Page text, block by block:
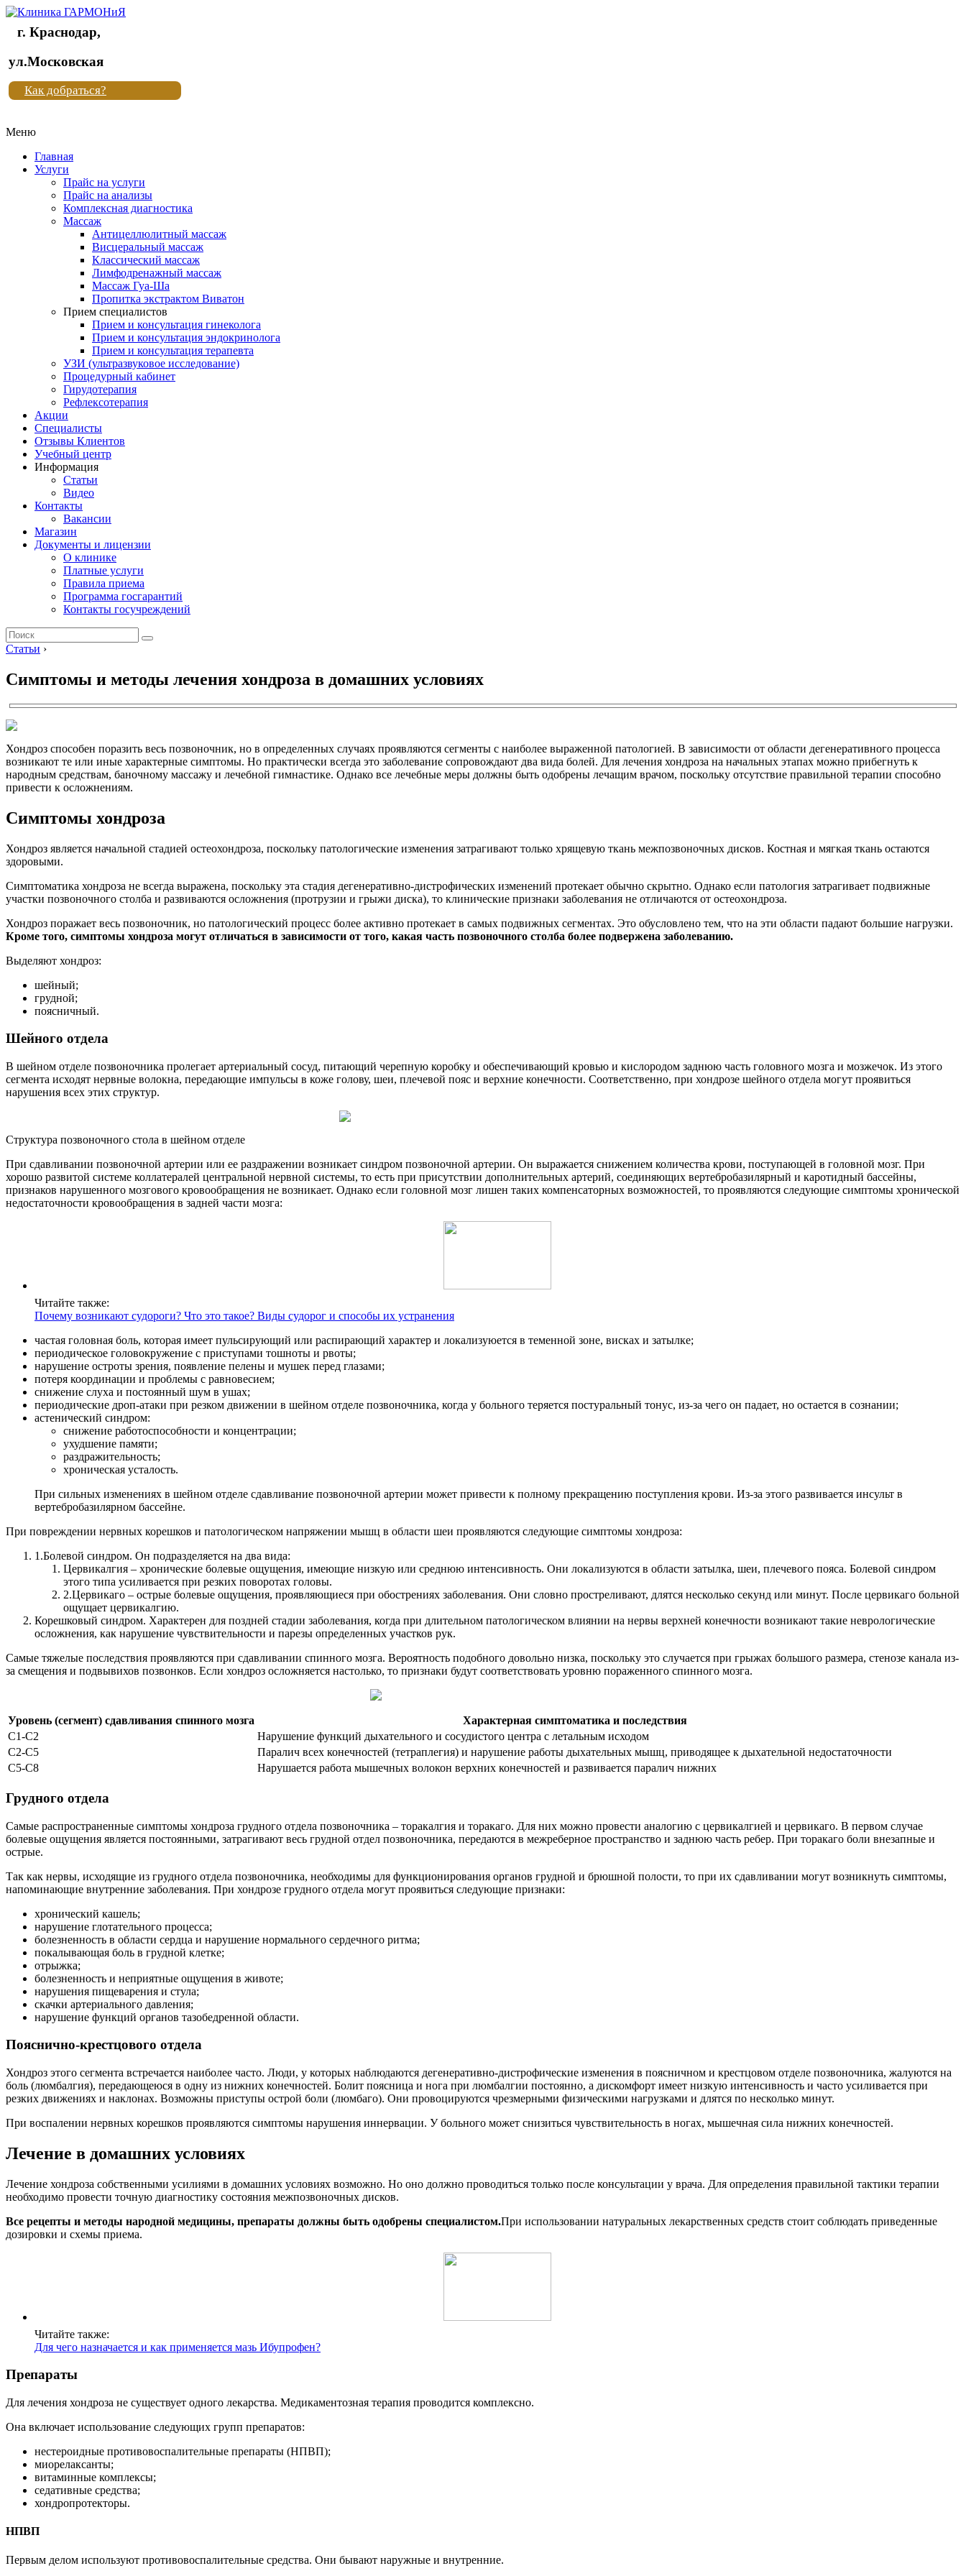
Клиника
"Новая
жизнь"
Клиника
жизнь"
г. Краснодар,
ул.Московская
Как добраться?
Меню
Главная
Услуги
Прайс на услуги
Прайс на анализы
Комплексная диагностика
Массаж
Антицеллюлитный массаж
Висцеральный массаж
Классический массаж
Лимфодренажный массаж
Массаж Гуа-Ша
Пропитка экстрактом Виватон
Прием специалистов
Прием и консультация гинеколога
Прием и консультация эндокринолога
Прием и консультация терапевта
УЗИ (ультразвуковое исследование)
Процедурный кабинет
Гирудотерапия
Рефлексотерапия
Акции
Специалисты
Отзывы Клиентов
Учебный центр
Информация
Статьи
Видео
Контакты
Вакансии
Магазин
Документы и лицензии
О клинике
Платные услуги
Правила приема
Программа госгарантий
Контакты госучреждений
Статьи ›
Симптомы и методы лечения хондроза в домашних условиях
Хондроз способен поразить весь позвоночник, но в определенных случаях проявляются сегменты с наиболее выраженной патологией. В зависимости от области дегенеративного процесса
возникают те или иные характерные симптомы. Но практически всегда это заболевание сопровождают два вида болей. Для лечения хондроза на начальных этапах можно прибегнуть к
народным средствам, баночному массажу и лечебной гимнастике. Однако все лечебные меры должны быть одобрены лечащим врачом, поскольку отсутствие правильной терапии способно
привести к осложнениям.
Симптомы хондроза
Хондроз является начальной стадией остеохондроза, поскольку патологические изменения затрагивают только хрящевую ткань межпозвоночных дисков. Костная и мягкая ткань остаются
здоровыми.
Симптоматика хондроза не всегда выражена, поскольку эта стадия дегенеративно-дистрофических изменений протекает обычно скрытно. Однако если патология затрагивает подвижные
участки позвоночного столба и развиваются осложнения (протрузии и грыжи диска), то клинические признаки заболевания не отличаются от остеохондроза.
Хондроз поражает весь позвоночник, но патологический процесс более активно протекает в самых подвижных сегментах. Это обусловлено тем, что на эти области падают большие нагрузки.
Кроме того, симптомы хондроза могут отличаться в зависимости от того, какая часть позвоночного столба более подвержена заболеванию.
Выделяют хондроз:
шейный;
грудной;
поясничный.
Шейного отдела
В шейном отделе позвоночника пролегает артериальный сосуд, питающий черепную коробку и обеспечивающий кровью и кислородом заднюю часть головного мозга и мозжечок. Из этого
сегмента исходят нервные волокна, передающие импульсы в коже голову, шеи, плечевой пояс и верхние конечности. Соответственно, при хондрозе шейного отдела могут проявиться
нарушения всех этих структур.
Структура позвоночного стола в шейном отделе
При сдавливании позвоночной артерии или ее раздражении возникает синдром позвоночной артерии. Он выражается снижением количества крови, поступающей в головной мозг. При
хорошо развитой системе коллатералей центральной нервной системы, то есть при присутствии дополнительных артерий, соединяющих вертебробазилярный и каротидный бассейны,
признаков нарушенного мозгового кровообращения не возникает. Однако если головной мозг лишен таких компенсаторных возможностей, то проявляются следующие симптомы хронической
недостаточности кровообращения в задней части мозга:
Читайте также:
Почему возникают судороги? Что это такое? Виды судорог и способы их устранения
частая головная боль, которая имеет пульсирующий или распирающий характер и локализуюется в теменной зоне, висках и затылке;
периодическое головокружение с приступами тошноты и рвоты;
нарушение остроты зрения, появление пелены и мушек перед глазами;
потеря координации и проблемы с равновесием;
снижение слуха и постоянный шум в ушах;
периодические дроп-атаки при резком движении в шейном отделе позвоночника, когда у больного теряется постуральный тонус, из-за чего он падает, но остается в сознании;
астенический синдром:
снижение работоспособности и концентрации;
ухудшение памяти;
раздражительность;
хроническая усталость.
При сильных изменениях в шейном отделе сдавливание позвоночной артерии может привести к полному прекращению поступления крови. Из-за этого развивается инсульт в
вертебробазилярном бассейне.
При повреждении нервных корешков и патологическом напряжении мышц в области шеи проявляются следующие симптомы хондроза:
1.Болевой синдром. Он подразделяется на два вида:
Цервикалгия – хронические болевые ощущения, имеющие низкую или среднюю интенсивность. Они локализуются в области затылка, шеи, плечевого пояса. Болевой синдром
этого типа усиливается при резких поворотах головы.
2.Цервикаго – острые болевые ощущения, проявляющиеся при обострениях заболевания. Они словно простреливают, длятся несколько секунд или минут. После цервикаго больной
ощущает цервикалгию.
Корешковый синдром. Характерен для поздней стадии заболевания, когда при длительном патологическом влиянии на нервы верхней конечности возникают такие неврологические
осложнения, как нарушение чувствительности и парезы определенных участков рук.
Самые тяжелые последствия проявляются при сдавливании спинного мозга. Вероятность подобного довольно низка, поскольку это случается при грыжах большого размера, стенозе канала из-
за смещения и подвывихов позвонков. Если хондроз осложняется настолько, то признаки будут соответствовать уровню пораженного спинного мозга.
Уровень (сегмент) сдавливания спинного мозга
Характерная симптоматика и последствия
C1-C2
Нарушение функций дыхательного и сосудистого центра с летальным исходом
C2-C5
Паралич всех конечностей (тетраплегия) и нарушение работы дыхательных мышц, приводящее к дыхательной недостаточности
C5-C8
Нарушается работа мышечных волокон верхних конечностей и развивается паралич нижних
Грудного отдела
Самые распространенные симптомы хондроза грудного отдела позвоночника – торакалгия и торакаго. Для них можно провести аналогию с цервикалгией и цервикаго. В первом случае
болевые ощущения является постоянными, затрагивают весь грудной отдел позвоночника, передаются в межреберное пространство и заднюю часть ребер. При торакаго боли внезапные и
острые.
Так как нервы, исходящие из грудного отдела позвоночника, необходимы для функционирования органов грудной и брюшной полости, то при их сдавливании могут возникнуть симптомы,
напоминающие внутренние заболевания. При хондрозе грудного отдела могут проявиться следующие признаки:
хронический кашель;
нарушение глотательного процесса;
болезненность в области сердца и нарушение нормального сердечного ритма;
покалывающая боль в грудной клетке;
отрыжка;
болезненность и неприятные ощущения в животе;
нарушения пищеварения и стула;
скачки артериального давления;
нарушение функций органов тазобедренной области.
Пояснично-крестцового отдела
Хондроз этого сегмента встречается наиболее часто. Люди, у которых наблюдаются дегенеративно-дистрофические изменения в поясничном и крестцовом отделе позвоночника, жалуются на
боль (люмбалгия), передающеюся в одну из нижних конечностей. Болит поясница и нога при люмбалгии постоянно, а дискомфорт имеет низкую интенсивность и часто усиливается при
резких движениях и наклонах. Возможны приступы острой боли (люмбаго). Они провоцируются чрезмерными физическими нагрузками и длятся по несколько минут.
При воспалении нервных корешков проявляются симптомы нарушения иннервации. У больного может снизиться чувствительность в ногах, мышечная сила нижних конечностей.
Лечение в домашних условиях
Лечение хондроза собственными усилиями в домашних условиях возможно. Но оно должно проводиться только после консультации у врача. Для определения правильной тактики терапии
необходимо провести точную диагностику состояния межпозвоночных дисков.
Все рецепты и методы народной медицины, препараты должны быть одобрены специалистом.При использовании натуральных лекарственных средств стоит соблюдать приведенные
дозировки и схемы приема.
Читайте также:
Для чего назначается и как применяется мазь Ибупрофен?
Препараты
Для лечения хондроза не существует одного лекарства. Медикаментозная терапия проводится комплексно.
Она включает использование следующих групп препаратов:
нестероидные противовоспалительные препараты (НПВП);
миорелаксанты;
витаминные комплексы;
седативные средства;
хондропротекторы.
НПВП
Первым делом используют противовоспалительные средства. Они бывают наружные и внутренние.